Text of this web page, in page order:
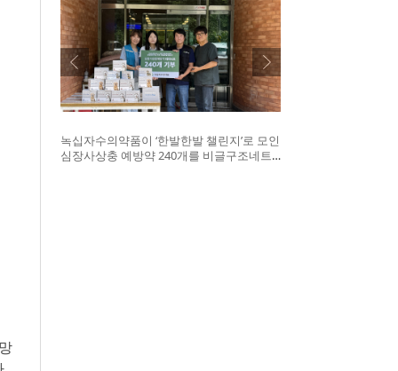
녹십자수의약품이 ‘한발한발 챌린지’로 모인
심장사상충 예방약 240개를 비글구조네트